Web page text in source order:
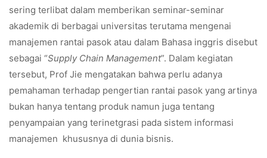
sering terlibat dalam memberikan seminar-seminar
akademik di berbagai universitas terutama mengenai
manajemen rantai pasok atau dalam Bahasa inggris disebut
sebagai “Supply Chain Management”. Dalam kegiatan
tersebut, Prof Jie mengatakan bahwa perlu adanya
pemahaman terhadap pengertian rantai pasok yang artinya
bukan hanya tentang produk namun juga tentang
penyampaian yang terinetgrasi pada sistem informasi
manajemen khususnya di dunia bisnis.